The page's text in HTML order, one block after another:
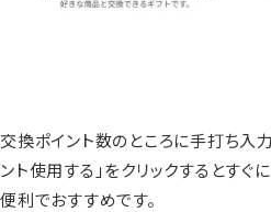
交換ポイント数のところに手打ち入
ント使用する」をクリックするとすぐ
便利でおすすめです。